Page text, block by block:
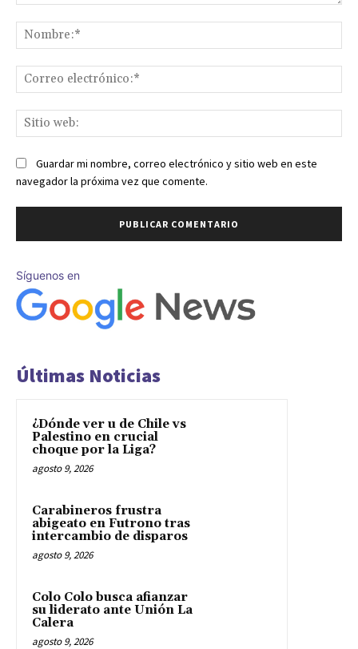
Guardar mi nombre, correo electrónico y sitio web en este
navegador la próxima vez que comente.
Síguenos en
Últimas Noticias
¿Dónde ver u de Chile vs
Palestino en crucial
choque por la Liga?
agosto 9, 2026
Carabineros frustra
abigeato en Futrono tras
intercambio de disparos
agosto 9, 2026
Colo Colo busca afianzar
su liderato ante Unión La
Calera
agosto 9, 2026